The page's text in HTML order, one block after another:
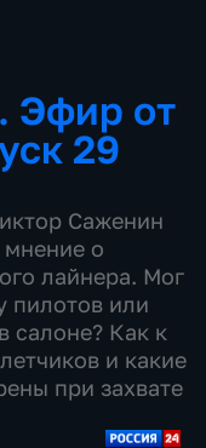
Эфир от
29
Саженин
мнение о
лайнера. Мог
пилотов или
салоне? Как к
и какие
при захвате